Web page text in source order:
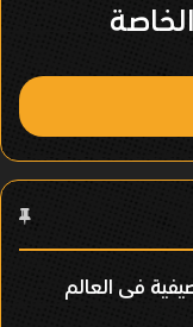
الصيفية فى العالم